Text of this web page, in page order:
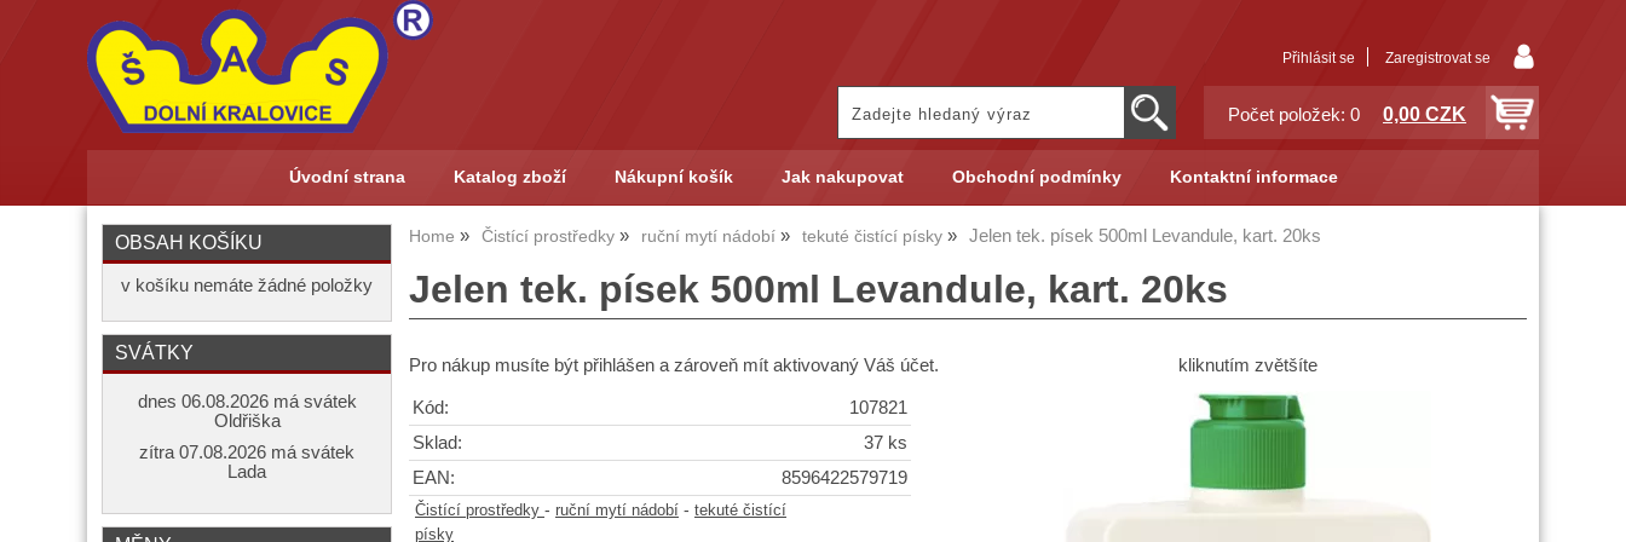
Přihlásit se Zaregistrovat se
Počet položek: 0 0,00 CZK
Úvodní strana Katalog zboží Nákupní košík Jak nakupovat Obchodní podmínky Kontaktní informace
Home Čistící prostředky ruční mytí nádobí tekuté čistící písky Jelen tek. písek 500ml Levandule, kart. 20ks
Jelen tek. písek 500ml Levandule, kart. 20ks
kliknutím zvětšíte
Pro nákup musíte být přihlášen a zároveň mít aktivovaný Váš účet.
Kód:
107821
Sklad:
37 ks
EAN:
8596422579719
Čistící prostředky - ruční mytí nádobí - tekuté čistící
písky
OBSAH KOŠÍKU
v košíku nemáte žádné položky
SVÁTKY
dnes 06.08.2026 má svátek
Oldřiška
zítra 07.08.2026 má svátek
Lada